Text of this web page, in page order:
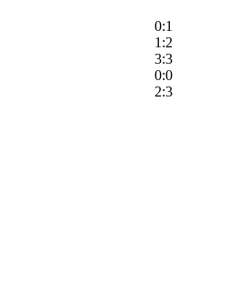
0:1
1:2
3:3
0:0
2:3